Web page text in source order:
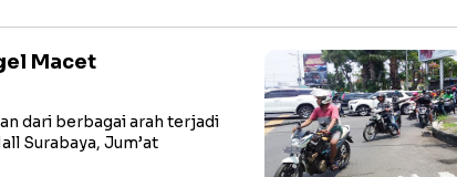
Macet
dari berbagai arah terjadi
Surabaya, Jum’at